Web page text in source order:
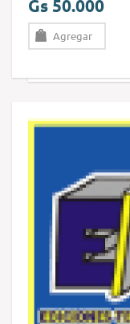
Gs 50.000
Agregar